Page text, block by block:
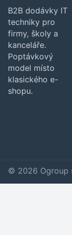
B2B dodávky IT
techniky pro
firmy, školy a
kanceláře.
Poptávkový
model místo
klasického e-
shopu.
© 2026 Ogroup